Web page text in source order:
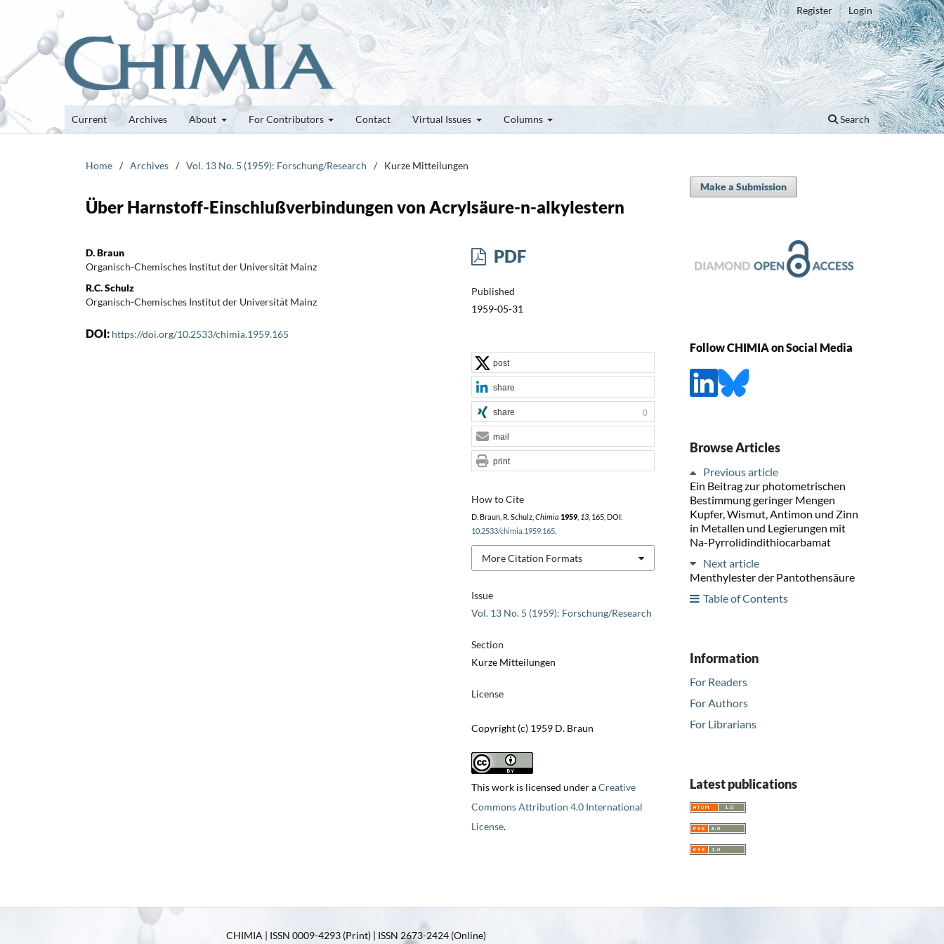
Current Archives About For Contributors Contact Virtual Issues Columns Search
Register Login
Home / Archives / Vol. 13 No. 5 (1959): Forschung/Research / Kurze Mitteilungen
Über Harnstoff-Einschlußverbindungen von Acrylsäure-n-alkylestern
D. Braun
Organisch-Chemisches Institut der Universität Mainz
R.C. Schulz
Organisch-Chemisches Institut der Universität Mainz
DOI: https://doi.org/10.2533/chimia.1959.165
PDF
Published
1959-05-31
Issue
Vol. 13 No. 5 (1959): Forschung/Research
Section
Kurze Mitteilungen
License
Copyright (c) 1959 D. Braun
This work is licensed under aCreative
Commons Attribution 4.0 International
License.
How to Cite
D. Braun, R. Schulz, Chimia 1959, 13, 165, DOI:
10.2533/chimia.1959.165.
More Citation Formats
post
share
share 0
mail
print
Make a Submission
Follow CHIMIA on Social Media
Browse Articles
Previous article
Ein Beitrag zur photometrischen
Bestimmung geringer Mengen
Kupfer, Wismut, Antimon und Zinn
in Metallen und Legierungen mit
Na-Pyrrolidindithiocarbamat
Next article
Menthylester der Pantothensäure
Table of Contents
Information
For Readers
For Authors
For Librarians
Latest publications
CHIMIA | ISSN 0009-4293 (Print) | ISSN 2673-2424 (Online)